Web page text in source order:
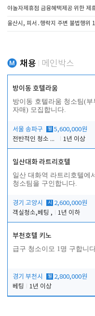
야놀자제휴점 금융혜택제공 위한 제
울산시, 피서․행락지 주변 불법행위
채용 메인박스
방이동 호텔라움
방이동 호텔라움 청소팀(부
자매) 모집합니다.
서울 송파구 월 5,600,000원
전반적인 청소 업무(객실청소.객실정리)
1년 이상
일산대화 라트리호텔
일산 대화역 라트리호텔에
청소팀을 구인합니다.
경기 고양시 시
2,600,000원
객실청소,베팅 ,
1년 이하
부천호텔 키노
급구 청소이모 1명 구합니
경기 부천시 월 2,800,000원
베팅
1년 이상